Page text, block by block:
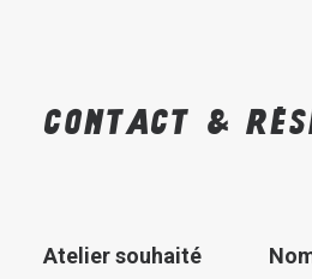
Contact &
Atelier souhaité